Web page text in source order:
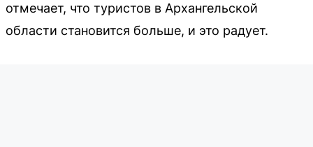
отмечает, что туристов в Архангельской
области становится больше, и это радует.